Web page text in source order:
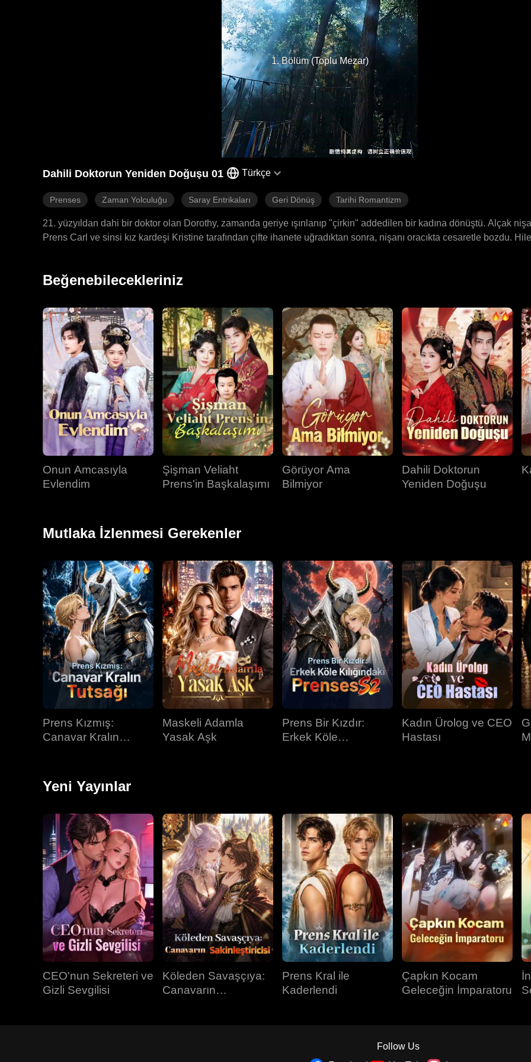
1. Bölüm (Toplu Mezar)
Dahili Doktorun Yeniden Doğuşu 01 Türkçe
Prenses Zaman Yolculuğu Saray Entrikaları Geri Dönüş Tarihi Romantizm
21. yüzyıldan dahi bir doktor olan Dorothy, zamanda geriye ışınlanıp "çirkin" addedilen bir kadına dönüştü. Alçak
Prens Carl ve sinsi kız kardeşi Kristine tarafından çifte ihanete uğradıktan sonra, nişanı oracıkta cesaretle bozdu.
Beğenebilecekleriniz
Onun Amcasıyla
Evlendim
Şişman Veliaht
Prens'in Başkalaşımı
Görüyor Ama
Bilmiyor
Dahili Doktorun
Yeniden Doğuşu
Mutlaka İzlenmesi Gerekenler
Prens Kızmış:
Canavar Kralın
Maskeli Adamla
Yasak Aşk
Prens Bir Kızdır:
Erkek Köle
Kadın Ürolog ve CEO
Hastası
Yeni Yayınlar
CEO'nun Sekreteri ve
Gizli Sevgilisi
Köleden Savaşçıya:
Canavarın
Prens Kral ile
Kaderlendi
Çapkın Kocam
Geleceğin İmparatoru
Follow Us